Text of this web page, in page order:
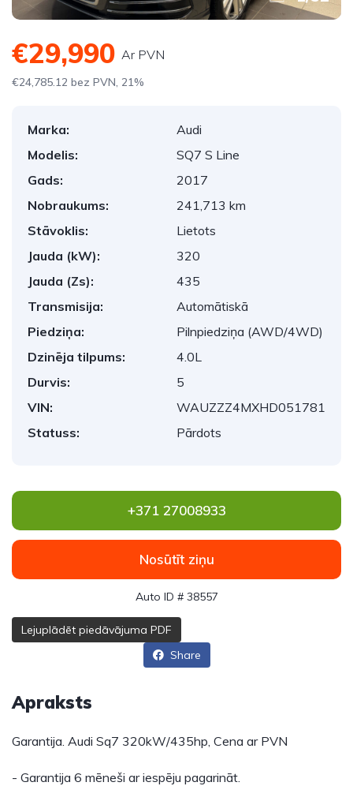
€29,990 Ar PVN
€24,785.12 bez PVN, 21%
Marka:
Audi
Modelis:
SQ7 S Line
Gads:
2017
Nobraukums:
241,713 km
Stāvoklis:
Lietots
Jauda (kW):
320
Jauda (Zs):
435
Transmisija:
Automātiskā
Piedziņa:
Pilnpiedziņa (AWD/4WD)
Dzinēja tilpums:
4.0L
Durvis:
5
VIN:
WAUZZZ4MXHD051781
Statuss:
Pārdots
+371 27008933
Nosūtīt ziņu
Auto ID # 38557
Lejuplādēt piedāvājuma PDF
Share
Apraksts
Garantija. Audi Sq7 320kW/435hp, Cena ar PVN
- Garantija 6 mēneši ar iespēju pagarināt.